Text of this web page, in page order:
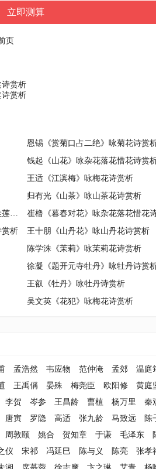
页
诗赏析
赏析
恩锡《赏菊口占二绝》咏菊花诗赏
钱起《山花》咏杂花落花惜花诗赏
王适《江滨梅》咏梅花诗赏析
归有光《山茶》咏山茶花诗赏析
温庭筠《和太常杜少卿《东都修竹里有佳莲》》咏荷花诗赏析
崔橹《暮春对花》咏杂花落花惜花
赏析
王十朋《山丹花》咏山丹花诗赏析
陈学洙《茉莉》咏茉莉花诗赏析
徐凝《题开元寺牡丹》咏牡丹诗赏
王叡《牡丹》咏牡丹诗赏析
吴文英《花犯》咏梅花诗赏析
孟浩然 韦应物 范仲淹 孟郊 温庭
王禹偁 晏殊 梅尧臣 欧阳修 黄庭
李贺 岑参 王昌龄 曹植 杨万里 秦
唐寅 罗隐 高适 张九龄 马致远 陈
周敦颐 姚合 贺知章 于谦 毛泽东
仪 宋祁 冯延巳 陈与义 陈亮 张孝